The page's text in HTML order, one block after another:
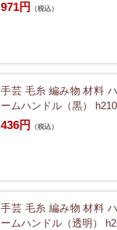
971円 （税込）
手芸 毛糸 編み物 材料
ームハンドル（黒）
436円 （税込）
手芸 毛糸 編み物 材料
ームハンドル（透明）